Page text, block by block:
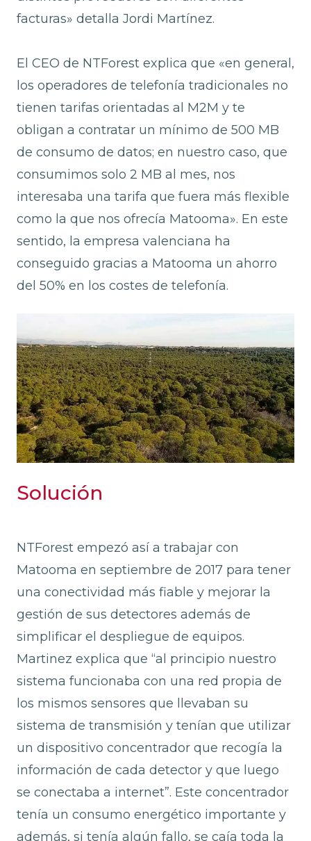
facturas» detalla Jordi Martínez.
El CEO de NTForest explica que «en general,
los operadores de telefonía tradicionales no
tienen tarifas orientadas al M2M y te
obligan a contratar un mínimo de 500 MB
de consumo de datos; en nuestro caso, que
consumimos solo 2 MB al mes, nos
interesaba una tarifa que fuera más flexible
como la que nos ofrecía Matooma». En este
sentido, la empresa valenciana ha
conseguido gracias a Matooma un ahorro
del 50% en los costes de telefonía.
Solución
NTForest empezó así a trabajar con
Matooma en septiembre de 2017 para tener
una conectividad más fiable y mejorar la
gestión de sus detectores además de
simplificar el despliegue de equipos.
Martinez explica que “al principio nuestro
sistema funcionaba con una red propia de
los mismos sensores que llevaban su
sistema de transmisión y tenían que utilizar
un dispositivo concentrador que recogía la
información de cada detector y que luego
se conectaba a internet”. Este concentrador
tenía un consumo energético importante y
además, si tenía algún fallo, se caía toda la